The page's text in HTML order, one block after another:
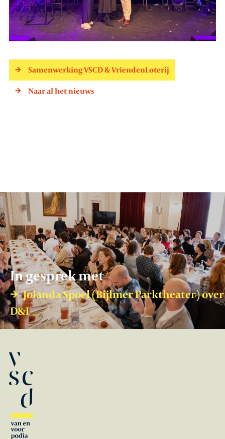
Samenwerking VSCD & VriendenLoterij
Naar al het nieuws
In gesprek met
Jolanda Spoel (Bijlmer Parktheater) over
D&I